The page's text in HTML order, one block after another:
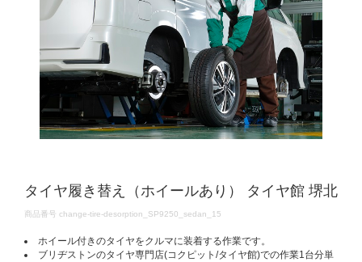
タイヤ履き替え（ホイールあり） タイヤ館 堺北
DETAILS
商品番号 change-tire-desorption_SP9250_sedan_15
ホイール付きのタイヤをクルマに装着する作業です。
ブリヂストンのタイヤ専門店(コクピット/タイヤ館)での作業1台分単